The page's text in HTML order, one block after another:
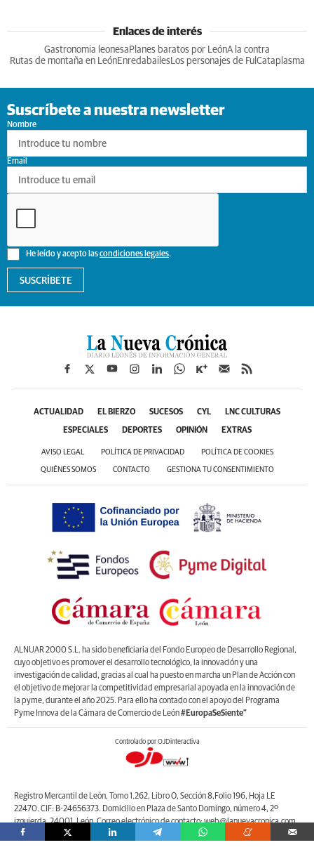
Enlaces de interés
Gastronomia leonesa Planes baratos por LeónA la contra
Rutas de montaña en LeónEnredabailesLos personajes de Ful Cataplasma
Suscríbete a nuestra newsletter
Nombre
He leído y acepto lascondiciones legales.
Email
SUSCRÍBETE
ACTUALIDAD EL BIERZO SUCESOS CYL LNC CULTURAS
ESPECIALES DEPORTES OPINIÓN EXTRAS
AVISO LEGAL POLÍTICA DE PRIVACIDAD POLÍTICA DE COOKIES
QUIÉNES SOMOS CONTACTO GESTIONA TU CONSENTIMIENTO
ALNUAR 2000 S.L. ha sido beneficiaria del Fondo Europeo de Desarrollo Regional,
cuyo objetivo es promover el desarrollo tecnológico, la innovación y una
investigación de calidad, gracias al cual ha puesto en marcha un Plan de Acción con
el objetivo de mejorar la competitividad empresarial apoyada en la innovación de
la pyme, durante el año 2025. Para ello ha contado con el apoyo del Programa
Pyme Innova de la Cámara de Comercio de León#EuropaSeSiente”
Controlado por OJDinteractiva
Registro Mercantil de León, Tomo 1.262, Libro O, Sección 8,Folio 196, Hoja LE
22470. CIF: B-24656373. Domicilio en Plaza de Santo Domingo, número 4, 2º
izquierda, 24001, León. Correo electrónico de contacto: web@lanuevacronica.com.
Copyright © ALNUAR 2000 S.L. (LA NUEVA CRÓNICA). Incluye contenidos de la